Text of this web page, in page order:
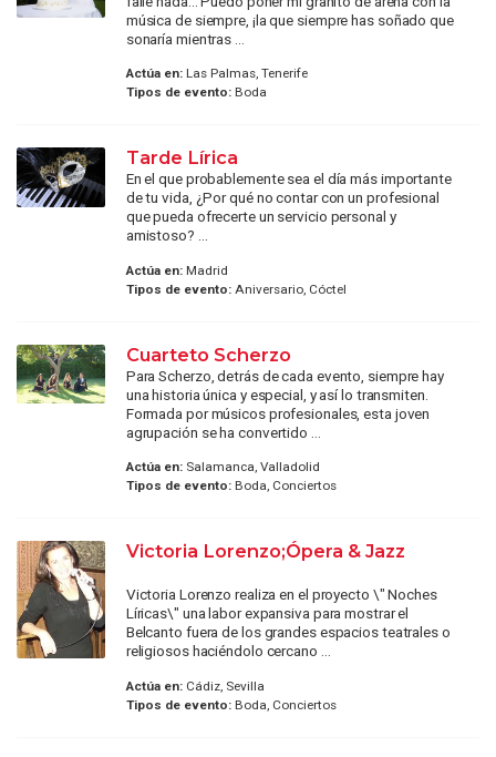
música de siempre, ¡la que siempre has soñado que
sonaría mientras ...
Actúa en:Las Palmas, Tenerife
Tipos de evento:Boda
Tarde Lírica
En el que probablemente sea el día más importante
de tu vida, ¿Por qué no contar con un profesional
que pueda ofrecerte un servicio personal y
amistoso? ...
Actúa en:Madrid
Tipos de evento:Aniversario, Cóctel
Cuarteto Scherzo
Para Scherzo, detrás de cada evento, siempre hay
una historia única y especial, y así lo transmiten.
Formada por músicos profesionales, esta joven
agrupación se ha convertido ...
Actúa en:Salamanca, Valladolid
Tipos de evento:Boda, Conciertos
Victoria Lorenzo;Ópera & Jazz
Victoria Lorenzo realiza en el proyecto \" Noches
Líricas\" una labor expansiva para mostrar el
Belcanto fuera de los grandes espacios teatrales o
religiosos haciéndolo cercano ...
Actúa en:Cádiz, Sevilla
Tipos de evento:Boda, Conciertos